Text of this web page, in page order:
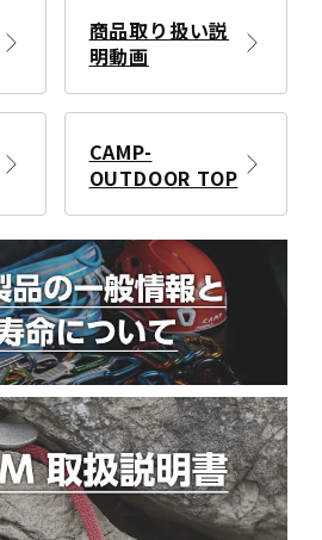
商品取り扱い説
明動画
CAMP-
OUTDOOR TOP